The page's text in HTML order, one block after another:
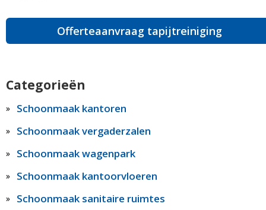
Offerteaanvraag tapijtreiniging
Categorieën
Schoonmaak kantoren
Schoonmaak vergaderzalen
Schoonmaak wagenpark
Schoonmaak kantoorvloeren
Schoonmaak sanitaire ruimtes